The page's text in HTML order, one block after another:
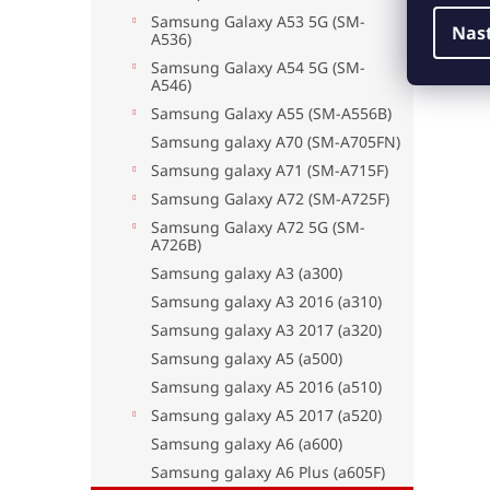
Samsung Galaxy A53 5G (SM-
A536)
Samsung Galaxy A54 5G (SM-
A546)
Samsung Galaxy A55 (SM-A556B)
Samsung galaxy A70 (SM-A705FN)
Samsung galaxy A71 (SM-A715F)
Samsung Galaxy A72 (SM-A725F)
Samsung Galaxy A72 5G (SM-
A726B)
Samsung galaxy A3 (a300)
Samsung galaxy A3 2016 (a310)
Samsung galaxy A3 2017 (a320)
Samsung galaxy A5 (a500)
Samsung galaxy A5 2016 (a510)
Samsung galaxy A5 2017 (a520)
Samsung galaxy A6 (a600)
Samsung galaxy A6 Plus (a605F)